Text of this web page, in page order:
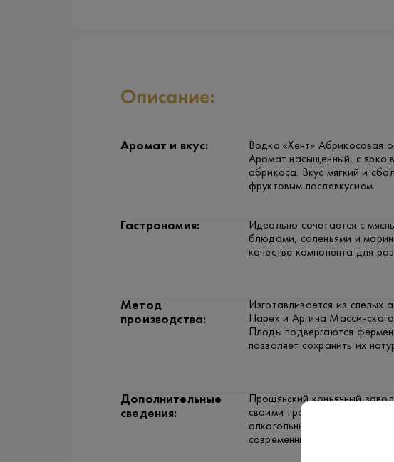
Описание:
Аромат и вкус:
Водка «Хент» Абрикосовая
Аромат насыщенный, с ярко
абрикоса. Вкус мягкий и
фруктовым послевкусием.
Гастрономия:
Идеально сочетается с
блюдами, соленьями и
качестве компонента для
Метод
производства:
Изготавливается из спелых
Нарек и Аргина
Плоды подвергаются
позволяет сохранить их
Дополнительные
сведения:
Прошянский коньячный
своими традициями
алкогольных напитков,
современными технологиями.